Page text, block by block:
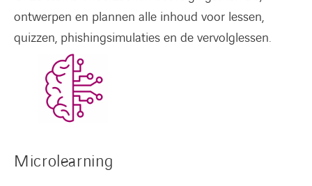
ontwerpen en plannen alle inhoud voor lessen,
quizzen, phishingsimulaties en de vervolglessen.
Microlearning